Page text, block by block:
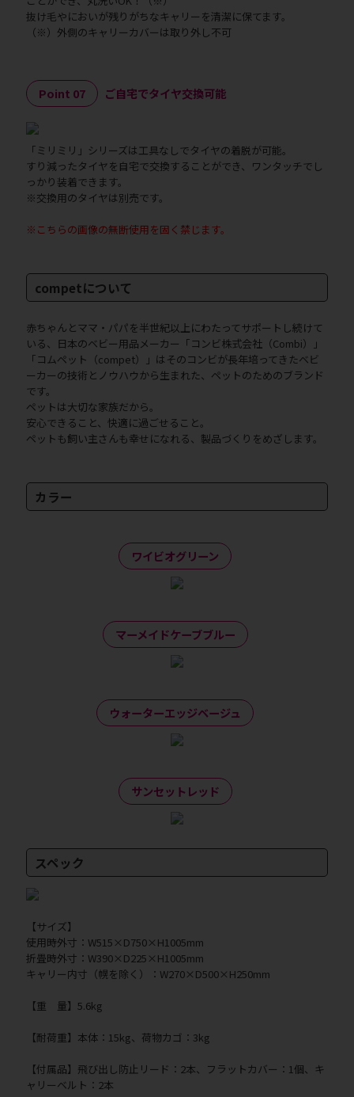
抜け毛やにおいが残りがちなキャリーを清潔に保てます。
（※）外側のキャリーカバーは取り外し不可
Point 07 ご自宅でタイヤ交換可能
「ミリミリ」シリーズは工具なしでタイヤの着脱が可能。
すり減ったタイヤを自宅で交換することができ、ワンタッチでし
っかり装着できます。
※交換用のタイヤは別売です。
※こちらの画像の無断使用を固く禁じます。
competについて
赤ちゃんとママ・パパを半世紀以上にわたってサポートし続けて
いる、日本のベビー用品メーカー「コンビ株式会社（Combi）」
「コムペット（compet）」はそのコンビが長年培ってきたベビ
ーカーの技術とノウハウから生まれた、ペットのためのブランド
です。
ペットは大切な家族だから。
安心できること、快適に過ごせること。
ペットも飼い主さんも幸せになれる、製品づくりをめざします。
カラー
ワイビオグリーン
マーメイドケーブブルー
ウォーターエッジベージュ
サンセットレッド
スペック
【サイズ】
使用時外寸：W515×D750×H1005mm
折畳時外寸：W390×D225×H1005mm
キャリー内寸（幌を除く）：W270×D500×H250mm
【重 量】5.6kg
【耐荷重】本体：15kg、荷物カゴ：3kg
【付属品】飛び出し防止リード：2本、フラットカバー：1個、キ
ャリーベルト：2本